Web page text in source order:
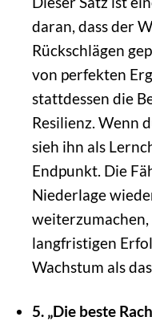
daran, dass der
Rückschlägen
von perfekten
stattdessen die
Resilienz. Wenn
sieh ihn als
Endpunkt. Die
Niederlage
langfristigen
Wachstum als
5. „Die beste